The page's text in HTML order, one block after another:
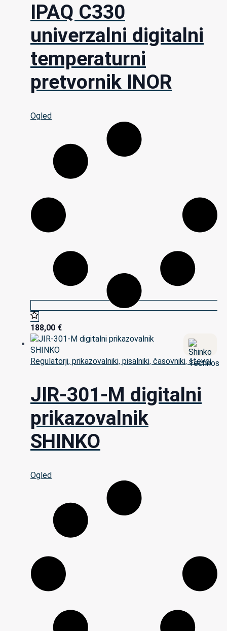
IPAQ C330
univerzalni digitalni
temperaturni
pretvornik INOR
Ogled
188,00 €
Regulatorji, prikazovalniki, pisalniki, časovniki, števci
JIR-301-M digitalni
prikazovalnik
SHINKO
Ogled